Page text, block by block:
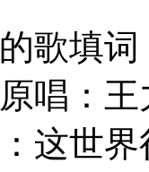
歌填
唱：
这世